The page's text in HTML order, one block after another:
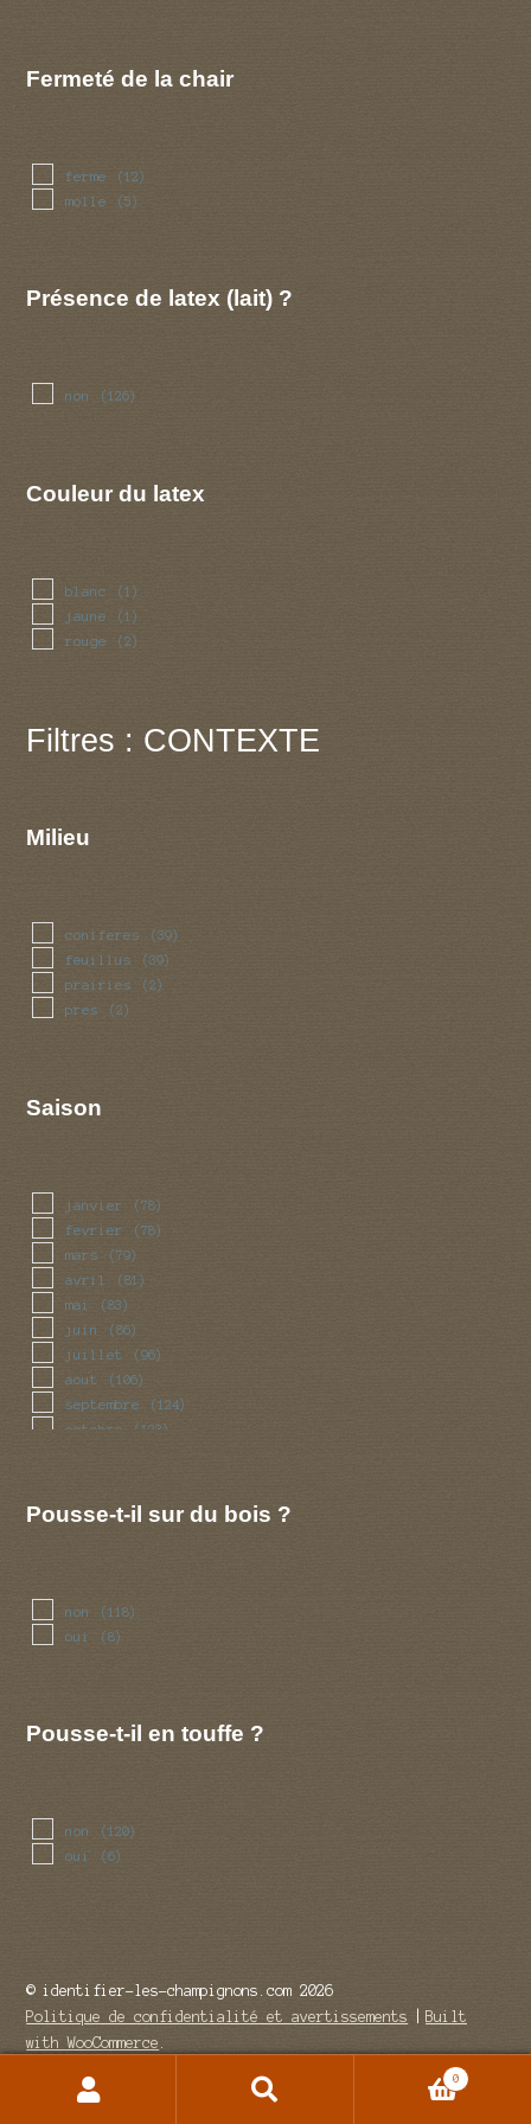
Fermeté de la chair
ferme (12)
molle (5)
Présence de latex (lait) ?
non (126)
Couleur du latex
blanc (1)
jaune (1)
rouge (2)
Filtres : CONTEXTE
Milieu
coniferes (39)
feuillus (39)
prairies (2)
pres (2)
Saison
janvier (78)
fevrier (78)
mars (79)
avril (81)
mai (83)
juin (86)
juillet (96)
aout (106)
septembre (124)
octobre (123)
Pousse-t-il sur du bois ?
non (118)
oui (8)
Pousse-t-il en touffe ?
non (120)
oui (6)
© identifier-les-champignons.com 2026
Politique de confidentialité et avertissements
Built
with WooCommerce
Recherche
0